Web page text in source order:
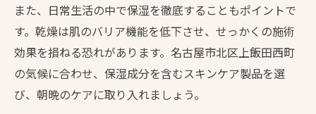
美容鍼後の美肌習慣で肌本来の力を引き出
す
美容鍼の効果を定着させる毎日のセルフケ
ア
美容鍼施術後に意識したい食生活のポイン
また、日常生活の中で保湿を徹底することもポイントで
す。乾燥は肌のバリア機能を低下させ、せっかくの施術
効果を損ねる恐れがあります。名古屋市北区上飯田西町
の気候に合わせ、保湿成分を含むスキンケア製品を選
び、朝晩のケアに取り入れましょう。